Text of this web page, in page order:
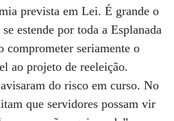
prevista em Lei. É grande o
estende por toda a Esplanada
comprometer seriamente o
ao projeto de reeleição.
do risco em curso. No
que servidores possam vir